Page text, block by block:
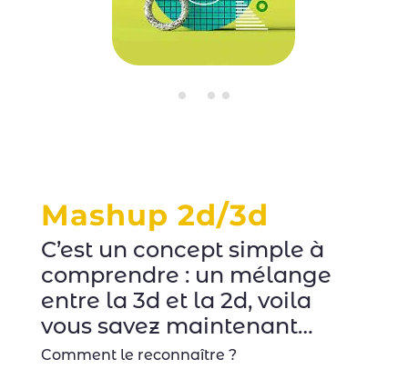
Mashup 2d/3d
C’est un concept simple à
comprendre : un mélange
entre la 3d et la 2d, voila
vous savez maintenant…
Comment le reconnaître ?